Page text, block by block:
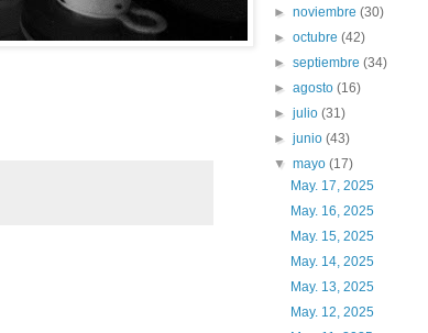
►noviembre(30)
►octubre(42)
►septiembre(34)
►agosto(16)
►julio(31)
►junio(43)
▼mayo(17)
May. 17, 2025
May. 16, 2025
May. 15, 2025
May. 14, 2025
May. 13, 2025
May. 12, 2025